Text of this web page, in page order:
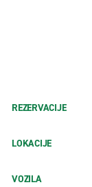
REZERVACIJE
LOKACIJE
VOZILA